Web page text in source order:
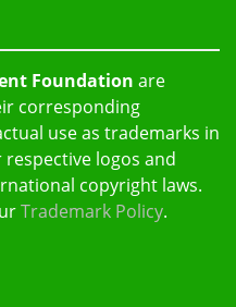
Foundation are
corresponding
use as trademarks in
logos and
copyright laws.
Trademark Policy.